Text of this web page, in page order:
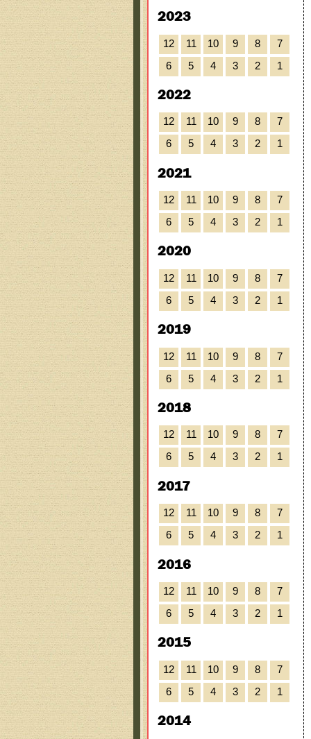
2023
12 11 10 9 8
7
6
5 4 3 2 1
2022
12 11 10 9 8
7
6
5 4 3 2 1
2021
12 11 10 9 8
7
6
5 4 3 2 1
2020
12 11 10 9 8
7
6
5 4 3 2 1
2019
12 11 10 9 8
7
6
5 4 3 2 1
2018
12 11 10 9 8
7
6
5 4 3 2 1
2017
12 11 10 9 8
7
6
5 4 3 2 1
2016
12 11 10 9 8
7
6
5 4 3 2 1
2015
12 11 10 9 8
7
6
5 4 3 2 1
2014